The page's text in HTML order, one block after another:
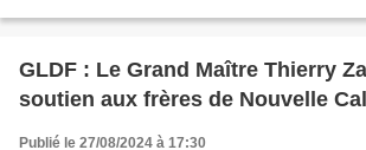
GLDF : Le Grand Maître Thierry
soutien aux frères de Nouvelle
Publié le 27/08/2024 à 17:30